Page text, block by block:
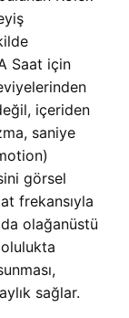
Saat için
içeriden
saniye
görsel
frekansıyla
olağanüstü
sağlar.